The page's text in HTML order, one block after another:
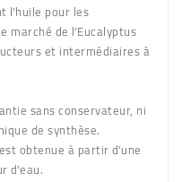
l'huile pour les
marché de l'Eucalyptus
et intermédiaires à
sans conservateur, ni
de synthèse.
obtenue à partir d'une
d'eau.